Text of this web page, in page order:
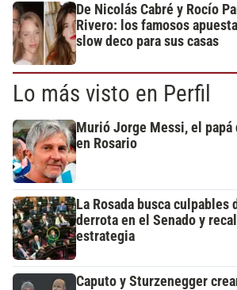
De Nicolás Cabré y Rocío
Rivero: los famosos
slow deco para sus casas
Lo más visto en Perfil
Murió Jorge Messi, el
en Rosario
La Rosada busca culpables
derrota en el Senado y
estrategia
Caputo y Sturzenegger